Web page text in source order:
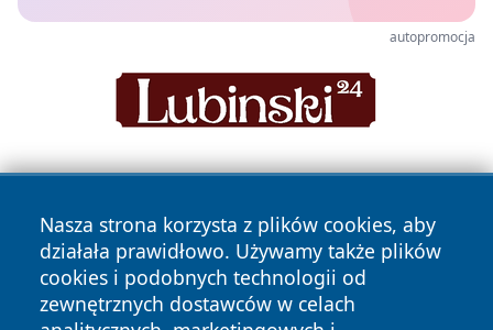
autopromocja
Nasza strona korzysta z plików cookies, aby
działała prawidłowo. Używamy także plików
cookies i podobnych technologii od
zewnętrznych dostawców w celach
Copyright © 2026 bedzinski24.pl Wszystkie prawa